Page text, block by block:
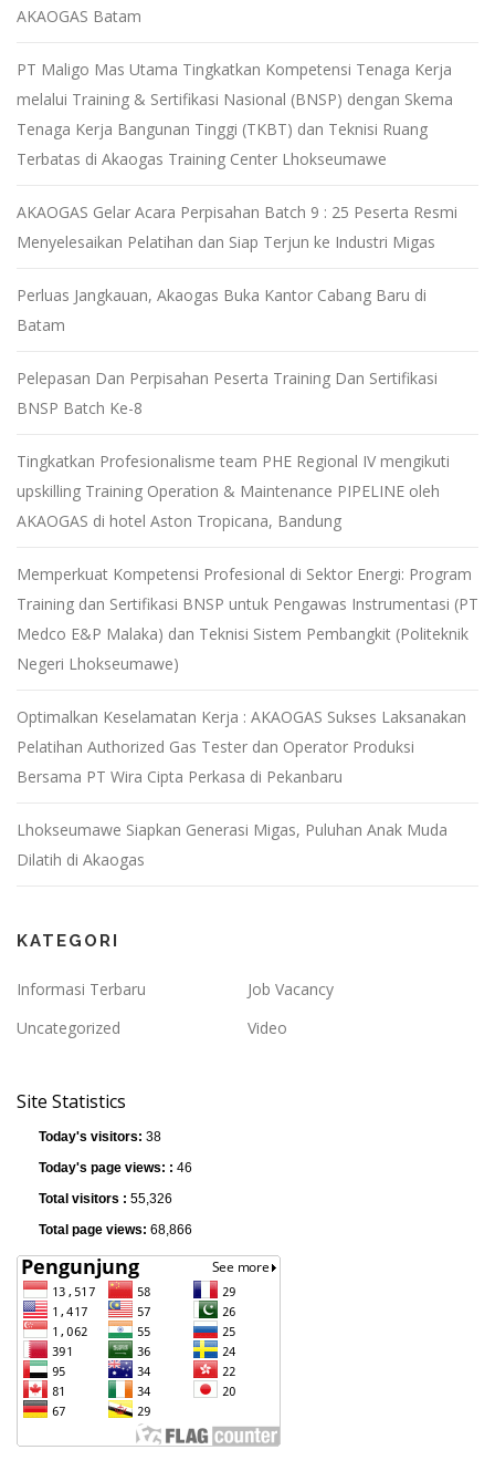
AKAOGAS Batam
PT Maligo Mas Utama Tingkatkan Kompetensi Tenaga Kerja
melalui Training & Sertifikasi Nasional (BNSP) dengan Skema
Tenaga Kerja Bangunan Tinggi (TKBT) dan Teknisi Ruang
Terbatas di Akaogas Training Center Lhokseumawe
AKAOGAS Gelar Acara Perpisahan Batch 9 : 25 Peserta Resmi
Menyelesaikan Pelatihan dan Siap Terjun ke Industri Migas
Perluas Jangkauan, Akaogas Buka Kantor Cabang Baru di
Batam
Pelepasan Dan Perpisahan Peserta Training Dan Sertifikasi
BNSP Batch Ke-8
Tingkatkan Profesionalisme team PHE Regional IV mengikuti
upskilling Training Operation & Maintenance PIPELINE oleh
AKAOGAS di hotel Aston Tropicana, Bandung
Memperkuat Kompetensi Profesional di Sektor Energi: Program
Training dan Sertifikasi BNSP untuk Pengawas Instrumentasi (PT
Medco E&P Malaka) dan Teknisi Sistem Pembangkit (Politeknik
Negeri Lhokseumawe)
Optimalkan Keselamatan Kerja : AKAOGAS Sukses Laksanakan
Pelatihan Authorized Gas Tester dan Operator Produksi
Bersama PT Wira Cipta Perkasa di Pekanbaru
Lhokseumawe Siapkan Generasi Migas, Puluhan Anak Muda
Dilatih di Akaogas
KATEGORI
Informasi Terbaru
Job Vacancy
Uncategorized
Video
Site Statistics
Today's visitors: 38
Today's page views: : 46
Total visitors : 55,326
Total page views: 68,866